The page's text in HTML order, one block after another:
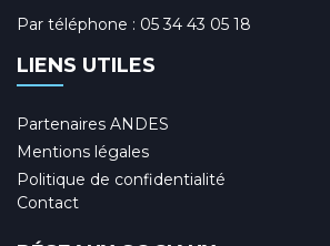
Par téléphone : 05 34 43 05 18
LIENS UTILES
Partenaires ANDES
Mentions légales
Politique de confidentialité
Contact